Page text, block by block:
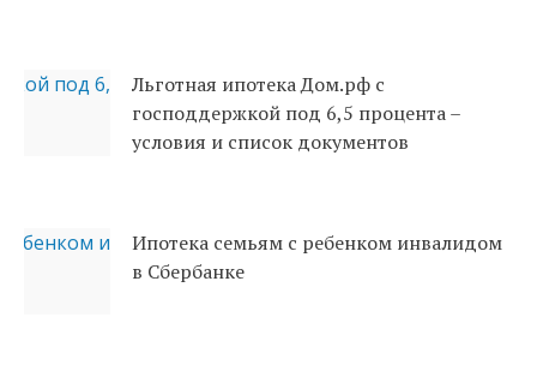
Льготная ипотека Дом.рф с
господдержкой под 6,5 процента –
условия и список документов
Ипотека семьям с ребенком инвалидом
в Сбербанке